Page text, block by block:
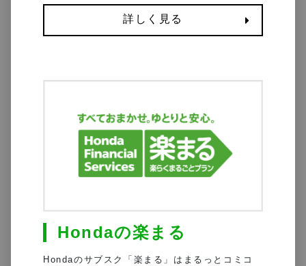
詳しく見る
Hondaの楽まる
Hondaのサブスク「楽まる」はまるっとコミコ